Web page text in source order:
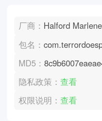
厂商： Halford Marlene
包名：
MD5：
隐私政策：查看
权限说明：查看